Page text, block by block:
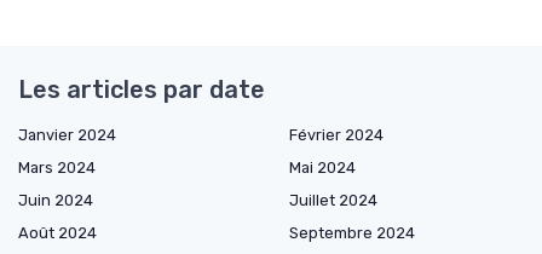
Les articles par date
Janvier 2024
Février 2024
Mars 2024
Mai 2024
Juin 2024
Juillet 2024
Août 2024
Septembre 2024